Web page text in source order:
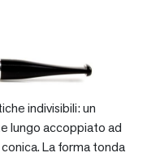
indivisibili: un
lungo accoppiato ad
La forma tonda